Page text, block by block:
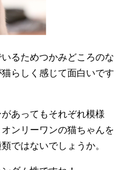
るためつかみどころのな
らしく感じて面白いです
あってもそれぞれ模様
ンリーワンの猫ちゃんを
ではないでしょうか。